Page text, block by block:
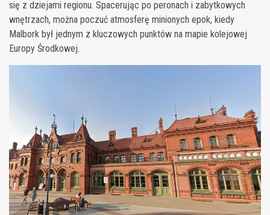
się z dziejami regionu. Spacerując po peronach i zabytkowych
wnętrzach, można poczuć atmosferę minionych epok, kiedy
Malbork był jednym z kluczowych punktów na mapie kolejowej
Europy Środkowej.